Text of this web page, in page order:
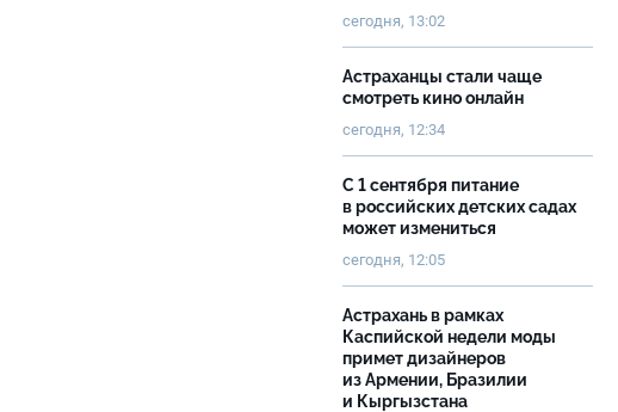
сегодня, 13:02
Астраханцы стали чаще
смотреть кино онлайн
сегодня, 12:34
С 1 сентября питание
в российских детских садах
может измениться
сегодня, 12:05
Астрахань в рамках
Каспийской недели моды
примет дизайнеров
из Армении, Бразилии
и Кыргызстана